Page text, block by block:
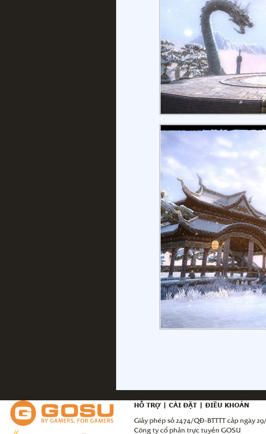
HỖ TRỢ| CÀI ĐẶT | ĐIỀU KHOẢN
Giấy phép số 2474/QĐ-BTTTT cấp ngày 29/
Công ty cổ phần trực tuyến GOSU